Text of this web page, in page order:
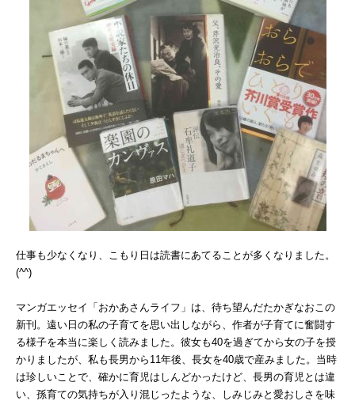
仕事も少なくなり、こもり日は読書にあてることが多くなりました。
(^^)
マンガエッセイ「おかあさんライフ」は、待ち望んだたかぎなおこの
新刊。遠い日の私の子育てを思い出しながら、作者が子育てに奮闘す
る様子を本当に楽しく読みました。彼女も40を過ぎてから女の子を授
かりましたが、私も長男から11年後、長女を40歳で産みました。当時
は珍しいことで、確かに育児はしんどかったけど、長男の育児とは違
い、孫育ての気持ちが入り混じったような、しみじみと愛おしさを味